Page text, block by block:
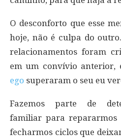
O desconforto que esse
hoje, não é culpa do
relacionamentos foram
em um convívio anterior,
ego superaram o seu eu
Fazemos parte de
familiar para repararmos
fecharmos ciclos que